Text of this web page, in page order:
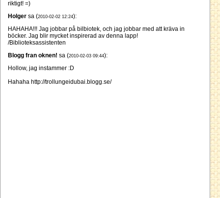
riktigt! =)
Holger sa (2010-02-02 12:24):
HAHAHA!!! Jag jobbar på bilbiotek, och jag jobbar med att kräva in
böcker. Jag blir mycket inspirerad av denna lapp!
/Biblioteksassistenten
Blogg fran oknen! sa (2010-02-03 09:44):
Hollow, jag instammer :D
Hahaha http://trollungeidubai.blogg.se/